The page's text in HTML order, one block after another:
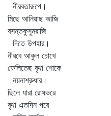
নীরবতারূপে।
মিছে আনিয়াছ আজি
বসন্তকুসুমরাজি
দিতে উপহার।
নীরবে আকুল চোখে
ফেলিতেছ বৃথা শোকে
নয়নাশ্রুধার।
ছিলে যারা রোষভরে
বৃথা এতদিন পরে